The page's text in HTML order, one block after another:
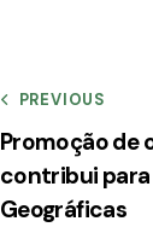
PREVIOUS
Promoção de
contribui
Geográficas